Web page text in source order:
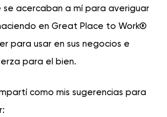
acercaban a mí para averiguar
en Great Place to Work®
para usar en sus negocios e
para el bien.
como mis sugerencias para